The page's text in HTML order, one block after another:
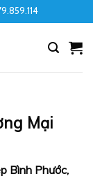
Mại
Bình Phước,